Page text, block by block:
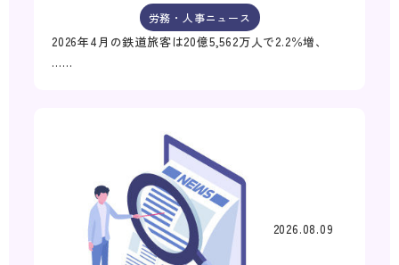
労務・人事ニュース
2026年4月の鉄道旅客は20億5,562万人で2.2％増、
……
2026.08.09